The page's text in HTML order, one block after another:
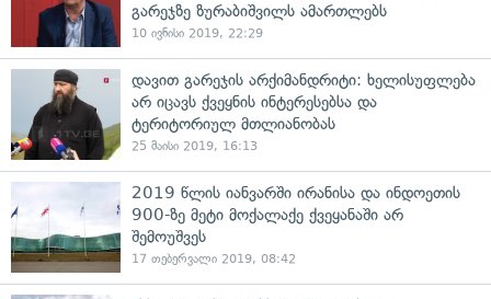
გარეჯზე ზურაბიშვილს ამართლებს
10 ივნისი 2019, 22:29
დავით გარეჯის არქიმანდრიტი: ხელისუფლება
არ იცავს ქვეყნის ინტერესებსა და
ტერიტორიულ მთლიანობას
25 მაისი 2019, 16:13
2019 წლის იანვარში ირანისა და ინდოეთის
900-ზე მეტი მოქალაქე ქვეყანაში არ
შემოუშვეს
17 თებერვალი 2019, 08:42